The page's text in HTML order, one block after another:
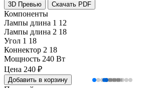
3D Превью Скачать PDF
Компоненты
Лампы длина 1 12
Лампы длина 2 18
Угол 1 18
Коннектор 2 18
Мощность 240 Вт
Цена 240 ₽
Добавить в корзину